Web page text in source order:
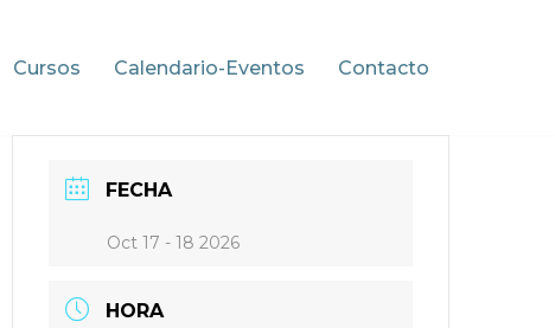
Cursos Calendario-Eventos Contacto
FECHA
Oct 17 - 18 2026
HORA